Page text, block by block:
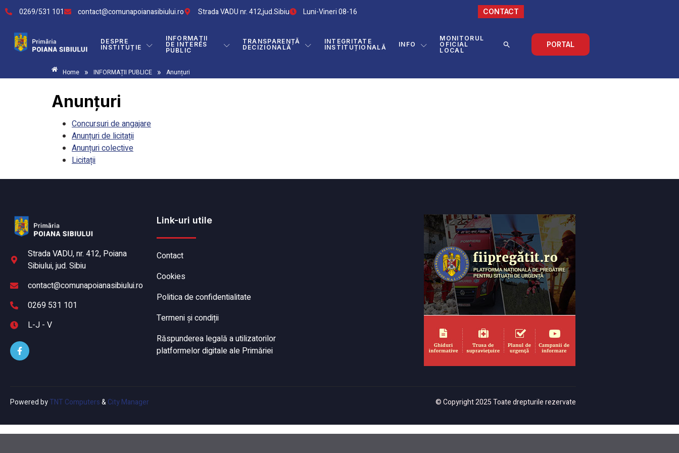
0269/531 101 contact@comunapoianasibiului.ro Strada VADU nr. 412,jud.Sibiu Luni-Vineri 08-16 CONTACT
DESPRE
INSTITUȚIE
INFORMAȚII
DE INTERES
PUBLIC
TRANSPARENȚĂ
DECIZIONALĂ
INTEGRITATE
INSTITUȚIONALĂ
INFO
MONITORUL
OFICIAL
LOCAL
PORTAL
Home » INFORMAȚII PUBLICE » Anunțuri
Anunțuri
Concursuri de angajare
Anunțuri de licitații
Anunțuri colective
Licitații
Strada VADU, nr. 412, Poiana
Sibiului, jud. Sibiu
contact@comunapoianasibiului.ro
0269 531 101
L-J - V
Link-uri utile
Contact
Cookies
Politica de confidentialitate
Termeni și condiții
Răspunderea legală a utilizatorilor
platformelor digitale ale Primăriei
Powered byTNT Computers&City Manager © Copyright 2025 Toate drepturile rezervate